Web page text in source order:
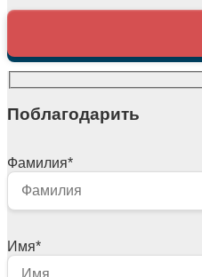
Поблагодарить
Фамилия*
Имя*